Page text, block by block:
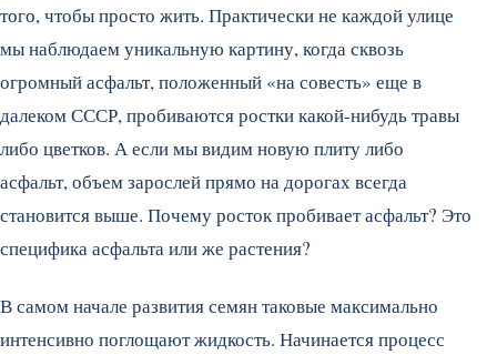
того, чтобы просто жить. Практически не каждой улице
мы наблюдаем уникальную картину, когда сквозь
огромный асфальт, положенный «на совесть» еще в
далеком СССР, пробиваются ростки какой-нибудь травы
либо цветков. А если мы видим новую плиту либо
асфальт, объем зарослей прямо на дорогах всегда
становится выше. Почему росток пробивает асфальт? Это
специфика асфальта или же растения?
В самом начале развития семян таковые максимально
интенсивно поглощают жидкость. Начинается процесс